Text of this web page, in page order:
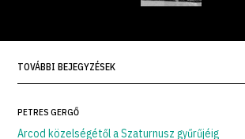
TOVÁBBI BEJEGYZÉSEK
PETRES GERGŐ
Arcod közelségétől a Szaturnusz gyűrűjéig